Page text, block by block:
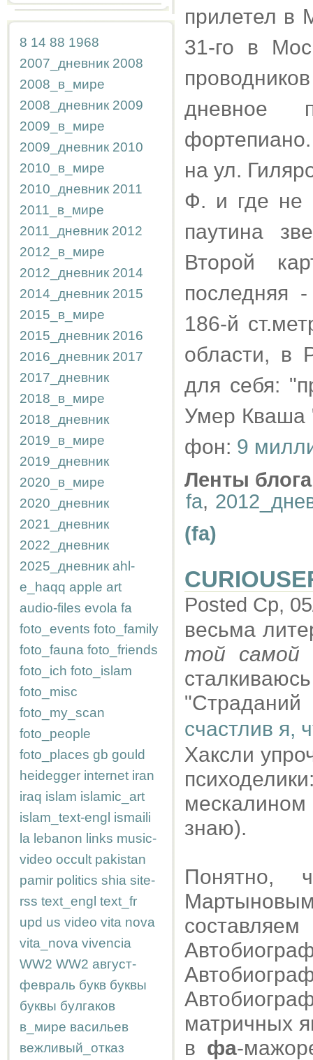
8 14 88 1968
2007_дневник 2008
2008_в_мире
2008_дневник 2009
2009_в_мире
2009_дневник 2010
2010_в_мире
2010_дневник 2011
2011_в_мире
2011_дневник 2012
2012_в_мире
2012_дневник 2014
2014_дневник 2015
2015_в_мире
2015_дневник 2016
2016_дневник 2017
2017_дневник
2018_в_мире
2018_дневник
2019_в_мире
2019_дневник
2020_в_мире
2020_дневник
2021_дневник
2022_дневник
2025_дневник ahl-
e_haqq apple art
audio-files evola fa
foto_events foto_family
foto_fauna foto_friends
foto_ich foto_islam
foto_misc
foto_my_scan
foto_people
foto_places gb gould
heidegger internet iran
iraq islam islamic_art
islam_text-engl ismaili
la lebanon links music-
video occult pakistan
pamir politics shia site-
rss text_engl text_fr
upd us video vita nova
vita_nova vivencia
WW2 WW2 август-
февраль букв буквы
буквы булгаков
в_мире васильев
вежливый_отказ
прилетел в
31-го в
дневное
на ул.
Ф. и где не
паутина
Второй
последняя
186-й
области, в
для себя:
Умер Кваша
фон: 9
Ленты
fa,
(fa)
Posted Ср,
весьма
той самой
счастлив я,
Хаксли
знаю).
матричных
в фа-